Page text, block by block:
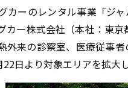
カーのレンタル事業「ジ
カー株式会社（本社：東
外来の診察室、医療従事
日より対象エリアを拡大